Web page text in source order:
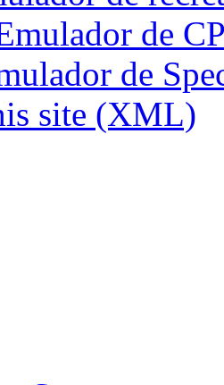
de
de
site (XML)